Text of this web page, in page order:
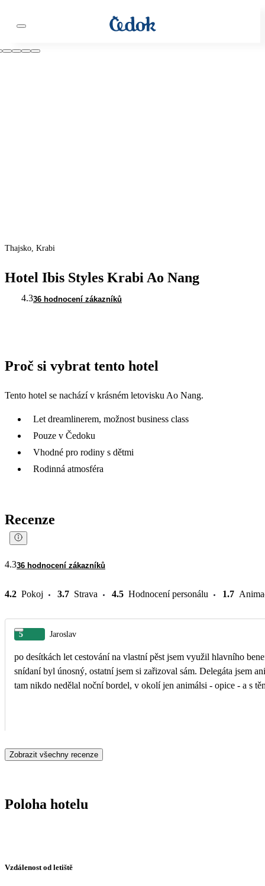
Thajsko, Krabi
Hotel Ibis Styles Krabi Ao Nang
4.336 hodnocení zákazníků
Proč si vybrat tento hotel
Tento hotel se nachází v krásném letovisku Ao Nang.
Let dreamlinerem, možnost business class
Pouze v Čedoku
Vhodné pro rodiny s dětmi
Rodinná atmosféra
Recenze
4.336 hodnocení zákazníků
4.2 Pokoj 3.7 Strava 4.5 Hodnocení personálu 1.7
5 Jaroslav
po desítkách let cestování na vlastní pěst jsem využil hlavního
snídaní byl únosný, ostatní jsem si zařizoval sám. Delegáta jsem
tam nikdo nedělal noční bordel, v okolí jen animálsi - opice - a s
Zobrazit všechny recenze
Poloha hotelu
Vzdálenost od letiště